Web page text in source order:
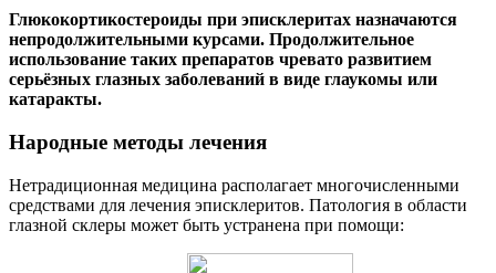
Глюкокортикостероиды при эписклеритах назначаются
непродолжительными курсами. Продолжительное
использование таких препаратов чревато развитием
серьёзных глазных заболеваний в виде глаукомы или
катаракты.
Народные методы лечения
Нетрадиционная медицина располагает многочисленными
средствами для лечения эписклеритов. Патология в области
глазной склеры может быть устранена при помощи: